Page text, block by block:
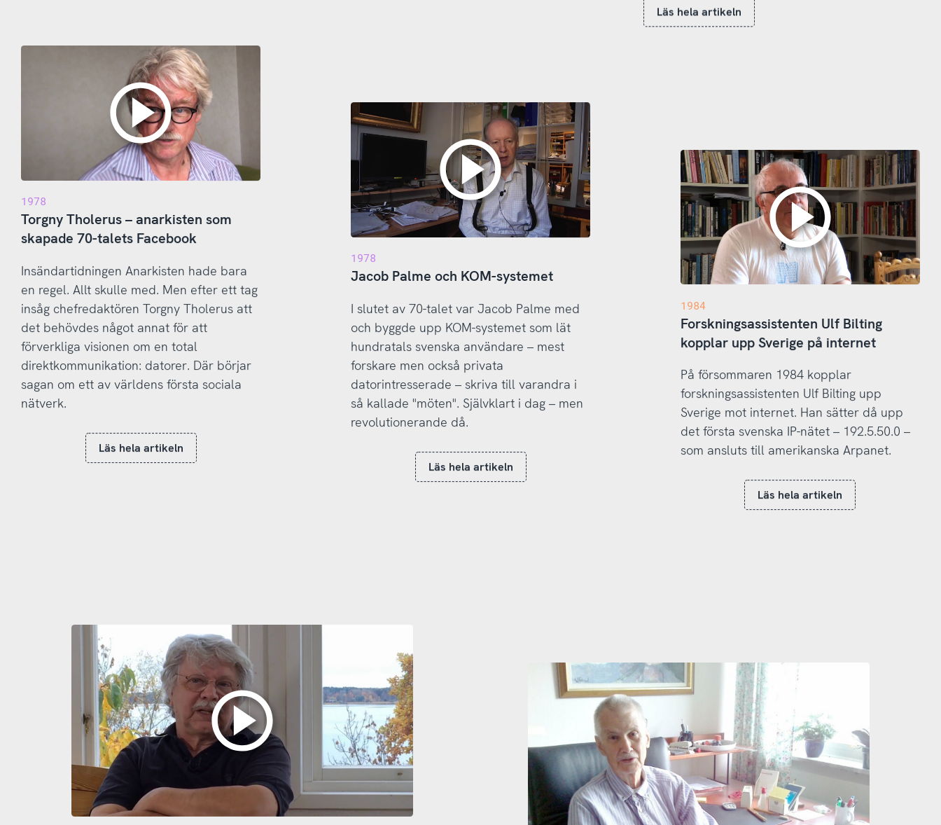
Läs hela artikeln
1978
Torgny Tholerus – anarkisten som
skapade 70-talets Facebook
Insändartidningen Anarkisten hade bara
en regel. Allt skulle med. Men efter ett tag
insåg chefredaktören Torgny Tholerus att
det behövdes något annat för att
förverkliga visionen om en total
direktkommunikation: datorer. Där börjar
sagan om ett av världens första sociala
nätverk.
Läs hela artikeln
1978
Jacob Palme och KOM-systemet
I slutet av 70-talet var Jacob Palme med
och byggde upp KOM-systemet som lät
hundratals svenska användare – mest
forskare men också privata
datorintresserade – skriva till varandra i
så kallade "möten". Självklart i dag – men
revolutionerande då.
Läs hela artikeln
1984
Forskningsassistenten Ulf Bilting
kopplar upp Sverige på internet
På försommaren 1984 kopplar
forskningsassistenten Ulf Bilting upp
Sverige mot internet. Han sätter då upp
det första svenska IP-nätet – 192.5.50.0 –
som ansluts till amerikanska Arpanet.
Läs hela artikeln